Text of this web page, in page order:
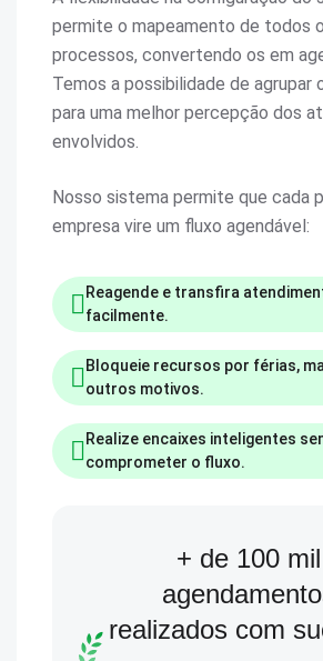
permite o mapeamento de todos
processos, convertendo os em
Temos a possibilidade de agrupar
para uma melhor percepção dos
envolvidos.
Nosso sistema permite que cada
empresa vire um fluxo agendável:
Reagende e transfira
facilmente.
Bloqueie recursos por férias,
outros motivos.
Realize encaixes inteligentes
comprometer o fluxo.
+ de 100 mil
realizados com